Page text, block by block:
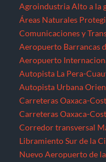
Agroindustria Alto a la
Áreas Naturales
Comunicaciones y
Aeropuerto Barrancas
Aeropuerto
Autopista La Pera-
Autopista Urbana
Carreteras Oaxaca-
Carreteras Oaxaca-
Corredor transversal
Libramiento Sur de la
Nuevo Aeropuerto de